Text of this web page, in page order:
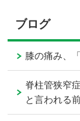
ブログ
膝の痛み、
脊柱管狭窄
と言われる